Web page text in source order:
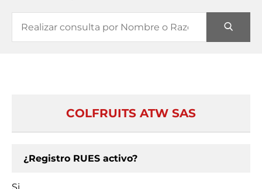
COLFRUITS ATW SAS
¿Registro RUES activo?